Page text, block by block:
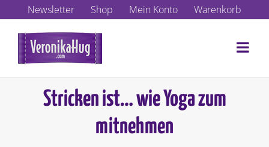
Inhalt
springen
Newsletter Shop Mein Konto Warenkorb
Stricken ist… wie Yoga zum
mitnehmen